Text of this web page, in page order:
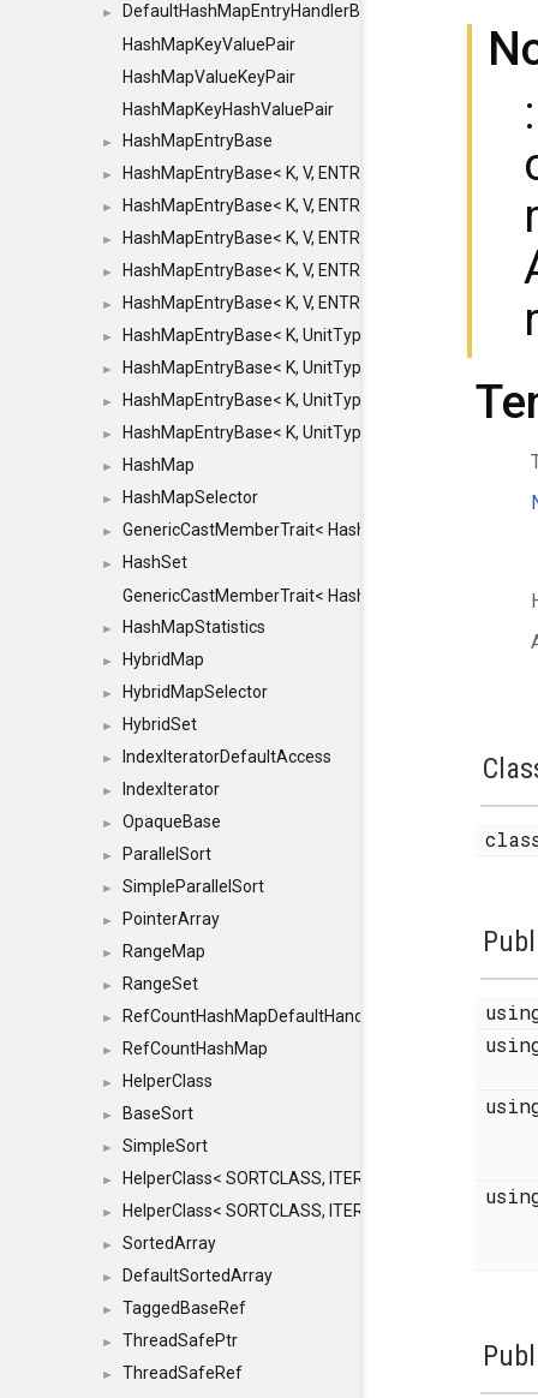
►
DefaultHashMapEntryHandlerBase
HashMapKeyValuePair
HashMapValueKeyPair
HashMapKeyHashValuePair
► HashMapEntryBase
► HashMapEntryBase< K, V, ENTRY_HANDLER,
► HashMapEntryBase< K, V, ENTRY_HANDLER,
► HashMapEntryBase< K, V, ENTRY_HANDLER,
► HashMapEntryBase< K, V, ENTRY_HANDLER,
► HashMapEntryBase< K, V, ENTRY_HANDLER,
► HashMapEntryBase< K, UnitType, ENTRY_HANDLER,
► HashMapEntryBase< K, UnitType, ENTRY_HANDLER,
► HashMapEntryBase< K, UnitType, ENTRY_HANDLER,
► HashMapEntryBase< K, UnitType, ENTRY_HANDLER,
► HashMap
► HashMapSelector
► GenericCastMemberTrait< HashMap< K_TO, V_TO >,
►
HashSet
GenericCastMemberTrait< HashSet< TO >, HashSet<
► HashMapStatistics
► HybridMap
► HybridMapSelector
► HybridSet
► IndexIteratorDefaultAccess
► IndexIterator
► OpaqueBase
► ParallelSort
► SimpleParallelSort
► PointerArray
► RangeMap
► RangeSet
► RefCountHashMapDefaultHandler
► RefCountHashMap
► HelperClass
► BaseSort
► SimpleSort
► HelperClass< SORTCLASS, ITERATOR, CONTENT,
► HelperClass< SORTCLASS, ITERATOR, CONTENT,
► SortedArray
► DefaultSortedArray
► TaggedBaseRef
► ThreadSafePtr
►
ThreadSafeRef